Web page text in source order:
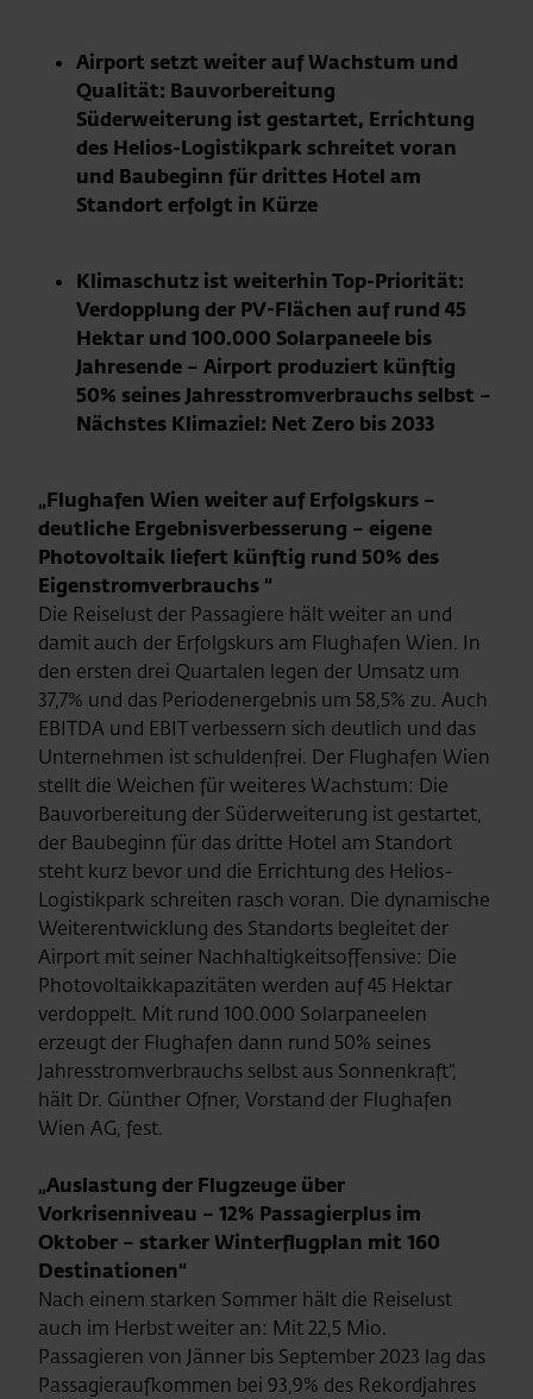
Airport setzt weiter auf Wachstum und
Qualität: Bauvorbereitung
Süderweiterung ist gestartet, Errichtung
des Helios-Logistikpark schreitet voran
und Baubeginn für drittes Hotel am
Standort erfolgt in Kürze
Klimaschutz ist weiterhin Top-Priorität:
Verdopplung der PV-Flächen auf rund 45
Hektar und 100.000 Solarpaneele bis
Jahresende – Airport produziert künftig
50% seines Jahresstromverbrauchs selbst –
Nächstes Klimaziel: Net Zero bis 2033
„Flughafen Wien weiter auf Erfolgskurs –
deutliche Ergebnisverbesserung – eigene
Photovoltaik liefert künftig rund 50% des
Eigenstromverbrauchs “
Die Reiselust der Passagiere hält weiter an und
damit auch der Erfolgskurs am Flughafen Wien. In
den ersten drei Quartalen legen der Umsatz um
37,7% und das Periodenergebnis um 58,5% zu. Auch
EBITDA und EBIT verbessern sich deutlich und das
Unternehmen ist schuldenfrei. Der Flughafen Wien
stellt die Weichen für weiteres Wachstum: Die
Bauvorbereitung der Süderweiterung ist gestartet,
der Baubeginn für das dritte Hotel am Standort
steht kurz bevor und die Errichtung des Helios-
Logistikpark schreiten rasch voran. Die dynamische
Weiterentwicklung des Standorts begleitet der
Airport mit seiner Nachhaltigkeitsoffensive: Die
Photovoltaikkapazitäten werden auf 45 Hektar
verdoppelt. Mit rund 100.000 Solarpaneelen
erzeugt der Flughafen dann rund 50% seines
Jahresstromverbrauchs selbst aus Sonnenkraft“,
hält Dr. Günther Ofner, Vorstand der Flughafen
Wien AG, fest.
„Auslastung der Flugzeuge über
Vorkrisenniveau – 12% Passagierplus im
Oktober – starker Winterflugplan mit 160
Destinationen“
Nach einem starken Sommer hält die Reiselust
auch im Herbst weiter an: Mit 22,5 Mio.
Passagieren von Jänner bis September 2023 lag das
Passagieraufkommen bei 93,9% des Rekordjahres